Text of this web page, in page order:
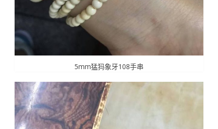
5mm猛犸象牙108手串